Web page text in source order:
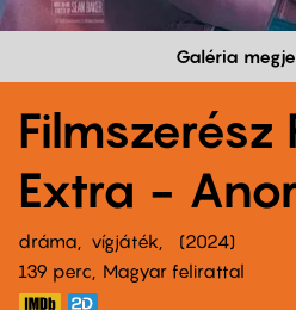
Galéria
Filmszerész
Extra -
dráma vígjáték
2024
139 perc,
Magyar felirattal